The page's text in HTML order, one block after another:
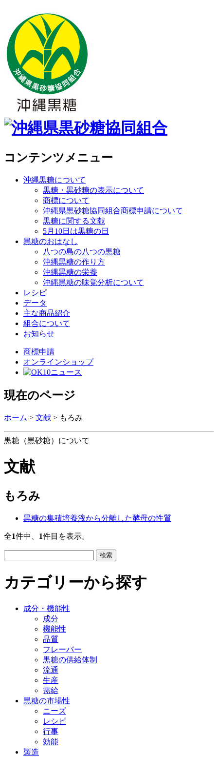
コンテンツメニュー
沖縄黒糖について
黒糖・黒砂糖の表示について
商標について
沖縄県黒砂糖協同組合商標申請について
黒糖に関する文献
5月10日は黒糖の日
黒糖のおはなし
八つの島の八つの黒糖
沖縄黒糖の作り方
沖縄黒糖の栄養
沖縄黒糖の味覚分析について
レシピ
データ
主な商品紹介
組合について
お知らせ
商標申請
オンラインショップ
現在のページ
ホーム > 文献 > もろみ
黒糖（黒砂糖）について
文献
もろみ
黒糖の集積培養液から分離した酵母の性質
全1件中、 1件目を表示。
検索
カテゴリーから探す
成分・機能性
成分
機能性
品質
フレーバー
黒糖の供給体制
流通
生産
需給
黒糖の市場性
ニーズ
レシピ
行事
効能
製造